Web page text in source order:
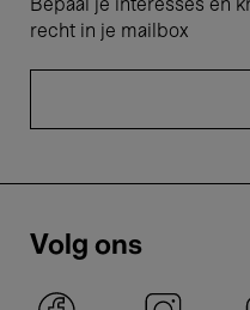
Bepaal je interesses en
recht in je mailbox
Volg ons